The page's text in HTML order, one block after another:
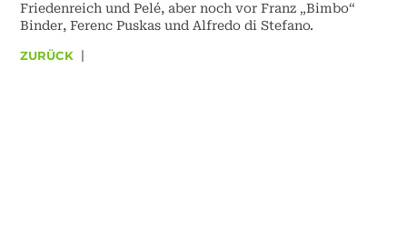
Friedenreich und Pelé, aber noch vor Franz „Bimbo“
Binder, Ferenc Puskas und Alfredo di Stefano.
ZURÜCK |